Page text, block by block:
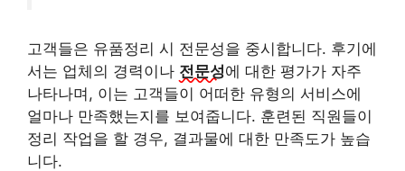
고객들은 유품정리 시 전문성을 중시합니다. 후기에
서는 업체의 경력이나 전문성에 대한 평가가 자주
나타나며, 이는 고객들이 어떠한 유형의 서비스에
얼마나 만족했는지를 보여줍니다. 훈련된 직원들이
정리 작업을 할 경우, 결과물에 대한 만족도가 높습
니다.